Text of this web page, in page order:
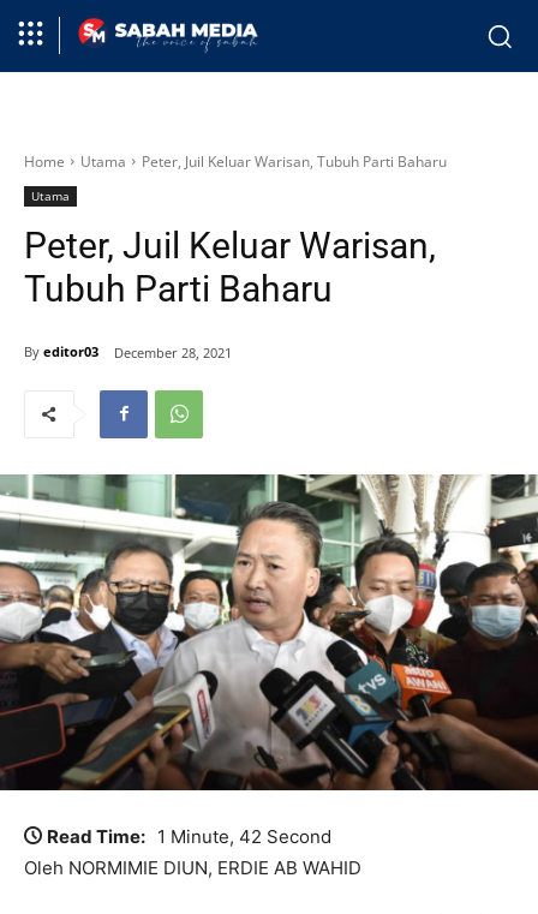
Home Utama Peter, Juil Keluar Warisan, Tubuh Parti Baharu
Utama
Peter, Juil Keluar Warisan,
Tubuh Parti Baharu
By editor03 December 28, 2021
Read Time: 1 Minute, 42 Second
Oleh NORMIMIE DIUN, ERDIE AB WAHID